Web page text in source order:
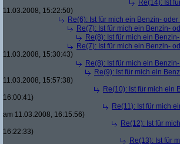
Re(14): Ist
11.03.2008, 15:22:50)
Re(6): Ist für mich ein Benzin-
Re(7): Ist für mich ein Benzin-
Re(8): Ist für mich ein
Re(7): Ist für mich ein Benzin-
11.03.2008, 15:30:43)
Re(8): Ist für mich ein
Re(9): Ist für mich ein
11.03.2008, 15:57:38)
Re(10): Ist für mich ein
16:00:41)
Re(11): Ist für mich
am 11.03.2008, 16:15:56)
Re(12): Ist für
16:22:33)
Re(13): Ist für